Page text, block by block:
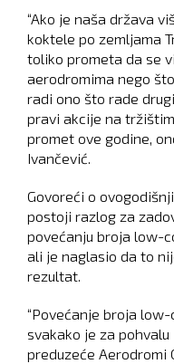
“Ako je naša država
koktele po zemljama
toliko prometa da se
aerodromima nego
radi ono što rade
pravi akcije na
promet ove godine,
Ivančević.
Govoreći o
postoji razlog za
povećanju broja low-
ali je naglasio da to
rezultat.
“Povećanje broja
svakako je za
preduzeće Aerodromi